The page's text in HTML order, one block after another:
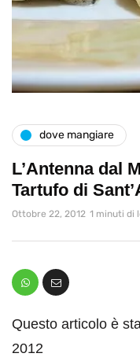
dove mangiare
L’Antenna dal
Tartufo di
Ottobre 22, 2012 1 minuti di
Questo articolo è
2012